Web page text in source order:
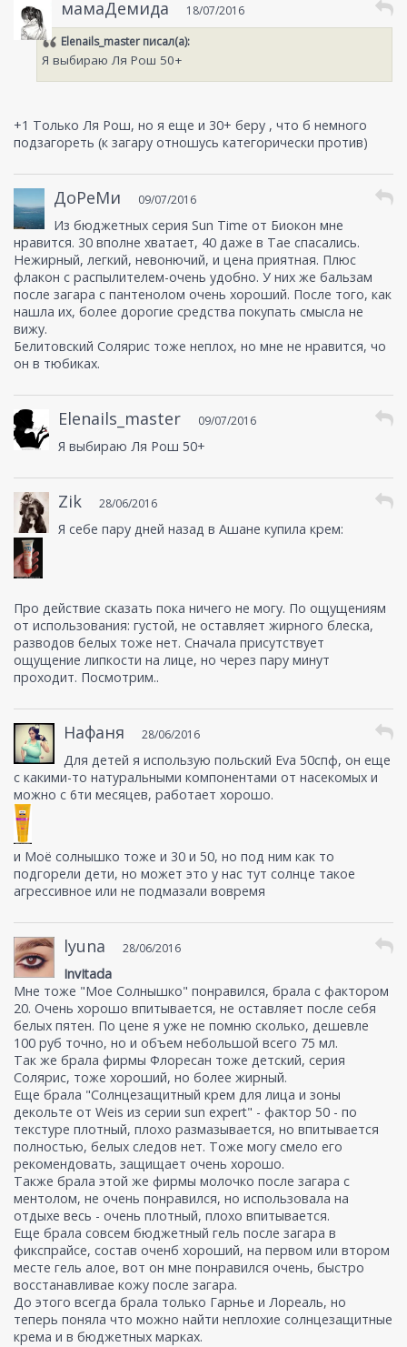
мамаДемида
18/07/2016
Elenails_master писал(а):
Я выбираю Ля Рош 50+
+1 Только Ля Рош, но я еще и 30+ беру , что б немного
подзагореть (к загару отношусь категорически против)
ДоРеМи 09/07/2016
Из бюджетных серия Sun Time от Биокон мне
нравится. 30 вполне хватает, 40 даже в Тае спасались.
Нежирный, легкий, невонючий, и цена приятная. Плюс
флакон с распылителем-очень удобно. У них же бальзам
после загара с пантенолом очень хороший. После того, как
нашла их, более дорогие средства покупать смысла не
вижу.
Белитовский Солярис тоже неплох, но мне не нравится, чо
он в тюбиках.
Elenails_master 09/07/2016
Я выбираю Ля Рош 50+
Zik 28/06/2016
Я себе пару дней назад в Ашане купила крем:
Про действие сказать пока ничего не могу. По ощущениям
от использования: густой, не оставляет жирного блеска,
разводов белых тоже нет. Сначала присутствует
ощущение липкости на лице, но через пару минут
проходит. Посмотрим..
Нафаня 28/06/2016
Для детей я использую польский Eva 50спф, он еще
с какими-то натуральными компонентами от насекомых и
можно с 6ти месяцев, работает хорошо.
и Моё солнышко тоже и 30 и 50, но под ним как то
подгорели дети, но может это у нас тут солнце такое
агрессивное или не подмазали вовремя
lyuna 28/06/2016
InvItada
Мне тоже "Мое Солнышко" понравился, брала с фактором
20. Очень хорошо впитывается, не оставляет после себя
белых пятен. По цене я уже не помню сколько, дешевле
100 руб точно, но и объем небольшой всего 75 мл.
Так же брала фирмы Флоресан тоже детский, серия
Солярис, тоже хороший, но более жирный.
Еще брала "Солнцезащитный крем для лица и зоны
декольте от Weis из серии sun expert" - фактор 50 - по
текстуре плотный, плохо размазывается, но впитывается
полностью, белых следов нет. Тоже могу смело его
рекомендовать, защищает очень хорошо.
Также брала этой же фирмы молочко после загара с
ментолом, не очень понравился, но использовала на
отдыхе весь - очень плотный, плохо впитывается.
Еще брала совсем бюджетный гель после загара в
фикспрайсе, состав оченб хороший, на первом или втором
месте гель алое, вот он мне понравился очень, быстро
восстанавливае кожу после загара.
До этого всегда брала только Гарнье и Лореаль, но
теперь поняла что можно найти неплохие солнцезащитные
крема и в бюджетных марках.